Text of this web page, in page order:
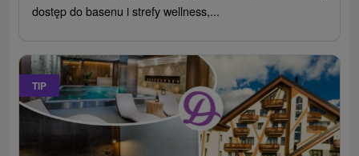
dostęp do basenu i strefy wellness,...
TIP